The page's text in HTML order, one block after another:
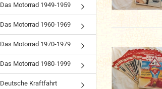
Das Motorrad 1949-1959
Das Motorrad 1960-1969
Das Motorrad 1970-1979
Das Motorrad 1980-1999
Deutsche Kraftfahrt